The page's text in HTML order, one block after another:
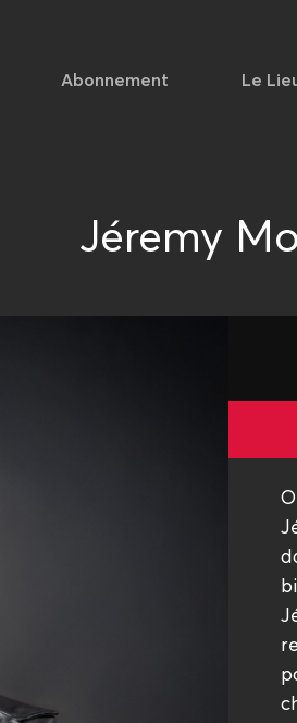
Abonnement Le
Jéremy